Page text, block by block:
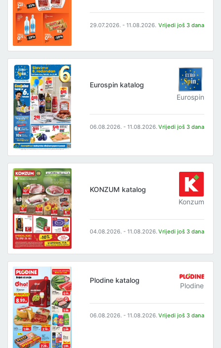
29.07.2026. - 11.08.2026. Vrijedi još 3 dana
Eurospin katalog
Eurospin
06.08.2026. - 11.08.2026. Vrijedi još 3 dana
KONZUM katalog
Konzum
04.08.2026. - 11.08.2026. Vrijedi još 3 dana
Plodine katalog
Plodine
06.08.2026. - 11.08.2026. Vrijedi još 3 dana